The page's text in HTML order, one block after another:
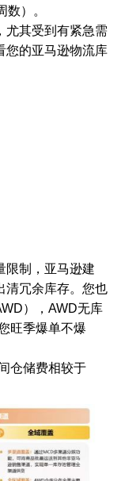
）。
尤其受到有紧急需
您的亚马逊物流库
限制，亚马逊建
清冗余库存。您也
），AWD无库
旺季爆单不爆
仓储费相较于